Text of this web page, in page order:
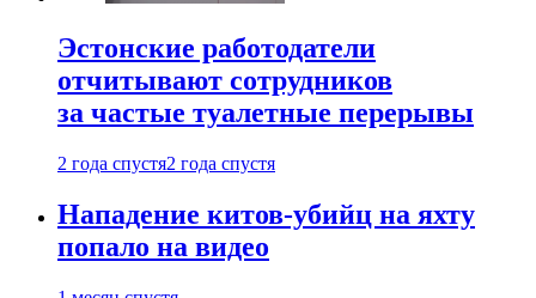
Эстонские работодатели
отчитывают сотрудников
за частые туалетные перерывы
2 года спустя2 года спустя
Нападение китов-убийц на яхту
попало на видео